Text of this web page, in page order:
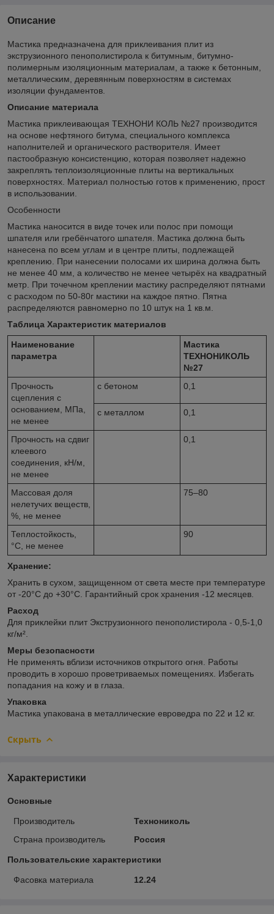
Описание
Мастика предназначена для приклеивания плит из
экструзионного пенополистирола к битумным, битумно-
полимерным изоляционным материалам, а также к бетонным,
металлическим, деревянным поверхностям в системах
изоляции фундаментов.
Описание материала
Мастика приклеивающая ТЕХНОНИ КОЛЬ №27 производится
на основе нефтяного битума, специального комплекса
наполнителей и органического растворителя. Имеет
пастообразную консистенцию, которая позволяет надежно
закреплять теплоизоляционные плиты на вертикальных
поверхностях. Материал полностью готов к применению, прост
в использовании.
Особенности
Мастика наносится в виде точек или полос при помощи
шпателя или гребёнчатого шпателя. Мастика должна быть
нанесена по всем углам и в центре плиты, подлежащей
креплению. При нанесении полосами их ширина должна быть
не менее 40 мм, а количество не менее четырёх на квадратный
метр. При точечном креплении мастику распределяют пятнами
с расходом по 50-80г мастики на каждое пятно. Пятна
распределяются равномерно по 10 штук на 1 кв.м.
Таблица Характеристик материалов
Наименование
параметра
Мастика
ТЕХНОНИКОЛЬ
№27
Прочность
сцепления с
основанием, МПа,
не менее
с бетоном 0,1
с металлом 0,1
Прочность на сдвиг
клеевого
соединения, кН/м,
не менее
0,1
Массовая доля
нелетучих веществ,
%, не менее
75–80
Теплостойкость,
°С, не менее
90
Хранение:
Хранить в сухом, защищенном от света месте при температуре
от -20°C до +30°C. Гарантийный срок хранения -12 месяцев.
Расход
Для приклейки плит Экструзионного пенополистирола - 0,5-1,0
кг/м².
Меры безопасности
Не применять вблизи источников открытого огня. Работы
проводить в хорошо проветриваемых помещениях. Избегать
попадания на кожу и в глаза.
Упаковка
Мастика упакована в металлические евроведра по 22 и 12 кг.
Скрыть
Характеристики
Основные
Производитель
Технониколь
Страна производитель
Россия
Пользовательские характеристики
Фасовка материала 12.24